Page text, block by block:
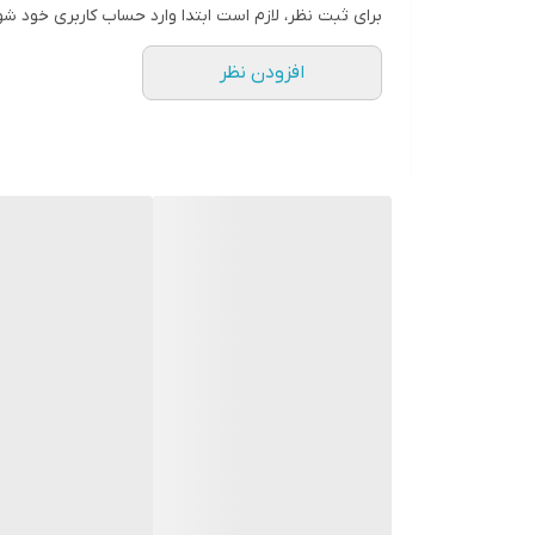
برای ثبت نظر، لازم است ابتدا وارد حساب کاربری خود
افزودن نظر